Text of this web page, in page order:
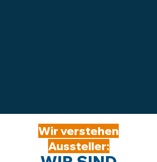
Wir verstehen
Aussteller: